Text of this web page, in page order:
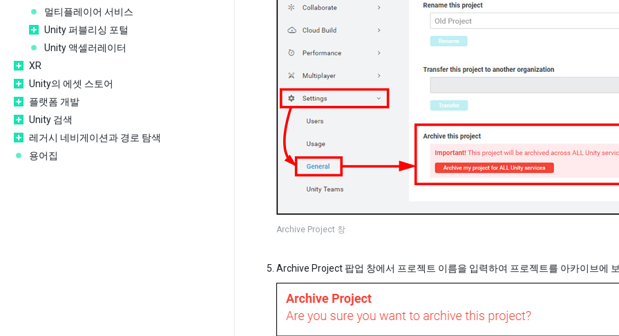
멀티플레이어 서비스
Unity 퍼블리싱 포털
Unity 액셀러레이터
XR
Unity의 에셋 스토어
플랫폼 개발
Unity 검색
레거시 네비게이션과 경로 탐색
용어집
Archive Project 창
Archive Project 팝업 창에서 프로젝트 이름을 입력하여 프로젝트를 아카이브에